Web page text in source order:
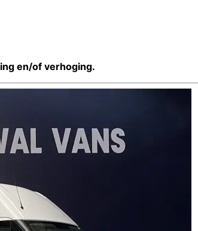
en/of verhoging.